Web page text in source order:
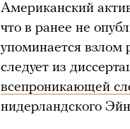
Американский
что в ранее не
упоминается взлом
следует из
всепроникающей
нидерландского